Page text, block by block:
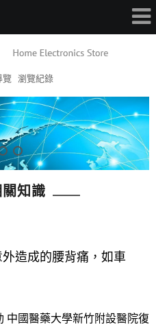
覽 瀏覽紀錄
知識
造成的腰背痛，如車
中國醫藥大學新竹附設醫院復